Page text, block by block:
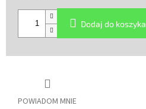
POWIADOM MNIE
jednostkowa:
Dodaj do koszyka